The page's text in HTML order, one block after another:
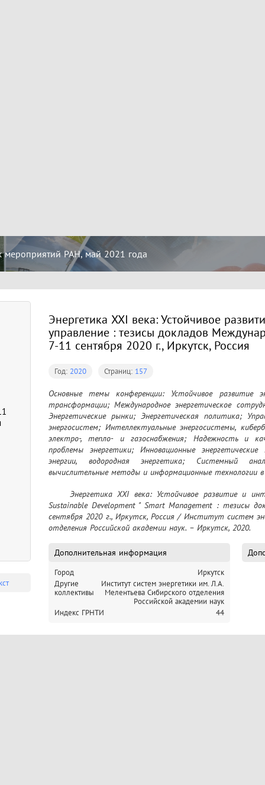
мероприятий РАН, май 2021 года
Энергетика XXI века: Устойчивое
управление : тезисы докладов
7-11 сентября 2020 г., Иркутск, Россия
Год: 2020 Страниц: 157
Основные темы конференции: Устойчивое развитие
трансформации; Международное энергетическое
Энергетические рынки; Энергетическая политика;
энергосистем; Интеллектуальные энергосистемы,
электро-, тепло- и газоснабжения; Надежность и
проблемы энергетики; Инновационные
энергии, водородная энергетика; Системный
вычислительные методы и информационные технологии в
Sustainable Development " Smart Management : тезисы
сентября 2020 г., Иркутск, Россия / Институт систем
отделения Российской академии наук. – Иркутск, 2020.
Дополнительная информация
Город
Иркутск
Другие
коллективы
Институт систем энергетики им. Л.А.
Мелентьева Сибирского отделения
Российской академии наук
Индекс ГРНТИ
44